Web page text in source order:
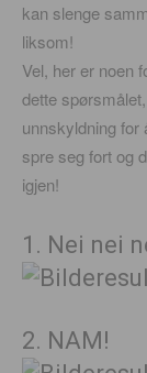
kan slenge
liksom!
Vel, her er noen
dette
unnskyldning for
spre seg fort og
igjen!
1. Nei nei
2. NAM!